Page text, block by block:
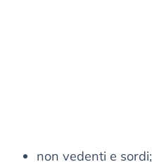
non vedenti e sordi;